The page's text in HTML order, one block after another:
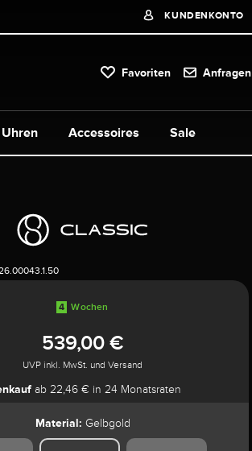
KUNDENKONTO
Favoriten Anfragen
Uhren Accessoires Sale
4 Wochen
539,00 €
UVP inkl. MwSt. und Versand
ab 22,46 € in 24 Monatsraten
Material: Gelbgold